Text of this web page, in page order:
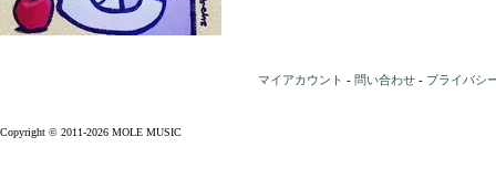
マイアカウント - 問い合わせ - プライバシ
Copyright © 2011-2026 MOLE MUSIC